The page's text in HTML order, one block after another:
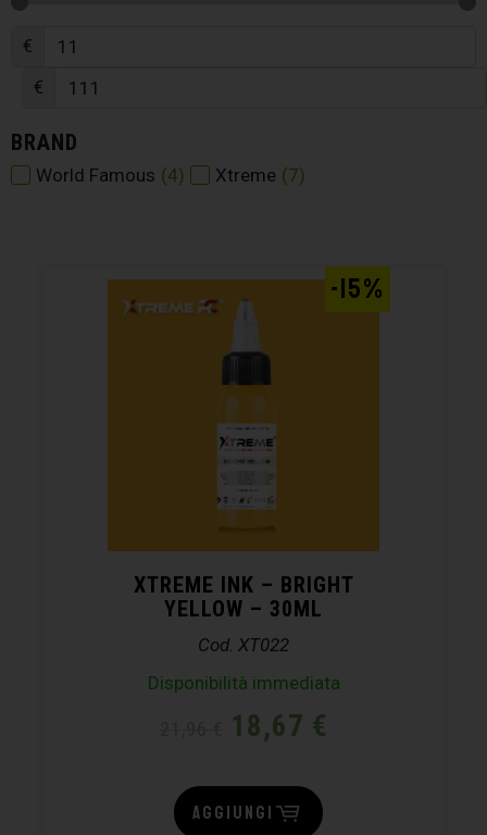
€
€
BRAND
World Famous (4) Xtreme (7)
XTREME INK – BRIGHT
YELLOW – 30ML
Cod. XT022
Disponibilità immediata
18,67 €
-15%
AGGIUNGI